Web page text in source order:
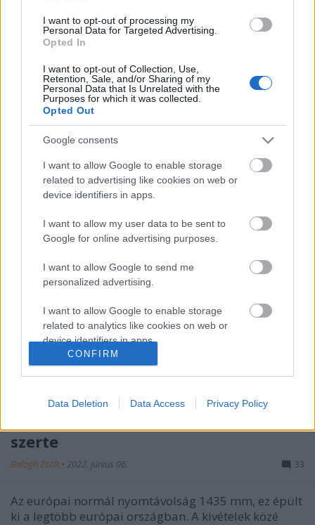
I want to opt-out of processing my
Personal Data for Targeted Advertising.
Opted In
I want to opt-out of Collection, Use,
Retention, Sale, and/or Sharing of my
Personal Data that Is Unrelated with the
Purposes for which it was collected.
Opted Out
Google consents
I want to allow Google to enable storage
related to advertising like cookies on web or
device identifiers in apps.
I want to allow my user data to be sent to
Google for online advertising purposes.
I want to allow Google to send me
personalized advertising.
I want to allow Google to enable storage
related to analytics like cookies on web or
device identifiers in apps.
I want to allow Google to enable storage
I want to allow Google to enable storage
related to personalization.
related to security, including authentication
user protection.
CONFIRM
Data Deletion Data Access Privacy Policy
nyomtávolságot szorgalmazza
Balogh Zsolt•2022. augusztus 01.
Történelmi okokból Európa vasútjai eltérő
nyomtávolságokkal épültek ki. Bár történtek
erőfeszítések az egységesítésre, sok nyomtávolság
kipusztult, a teljes egységesség még nem alakult ki.
A fő európai nyomtávolság az 1435 mm, ezen felül
több ezer km hosszúságban létezik 1668 mm-es
pálya az Ibériai…
szerte
Balogh Zsolt • 2022. június 06. 33
Az európai normál nyomtávolság 1435 mm, ez épült
ki a legtöbb európai országban. A kivételek közé